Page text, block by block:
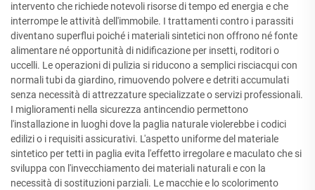
intervento che richiede notevoli risorse di tempo ed energia e che
interrompe le attività dell'immobile. I trattamenti contro i parassiti
diventano superflui poiché i materiali sintetici non offrono né fonte
alimentare né opportunità di nidificazione per insetti, roditori o
uccelli. Le operazioni di pulizia si riducono a semplici risciacqui con
normali tubi da giardino, rimuovendo polvere e detriti accumulati
senza necessità di attrezzature specializzate o servizi professionali.
I miglioramenti nella sicurezza antincendio permettono
l'installazione in luoghi dove la paglia naturale violerebbe i codici
edilizi o i requisiti assicurativi. L'aspetto uniforme del materiale
sintetico per tetti in paglia evita l'effetto irregolare e maculato che si
sviluppa con l'invecchiamento dei materiali naturali e con la
necessità di sostituzioni parziali. Le macchie e lo scolorimento